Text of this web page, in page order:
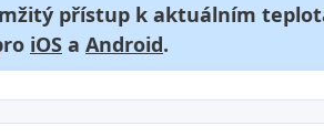
přístup k aktuálním
iOS a Android.